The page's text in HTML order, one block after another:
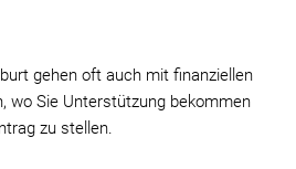
gehen oft auch mit finanziellen
wo Sie Unterstützung bekommen
zu stellen.